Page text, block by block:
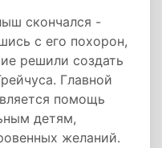
скончался -
с его похорон,
решили создать
Главной
помощь
детям,
желаний.